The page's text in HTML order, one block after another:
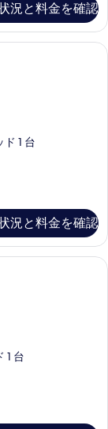
況と料金を確認
ート 1 ベッドルーム
1 台
況と料金を確認
Bedroom | 低反発ベ
1 台